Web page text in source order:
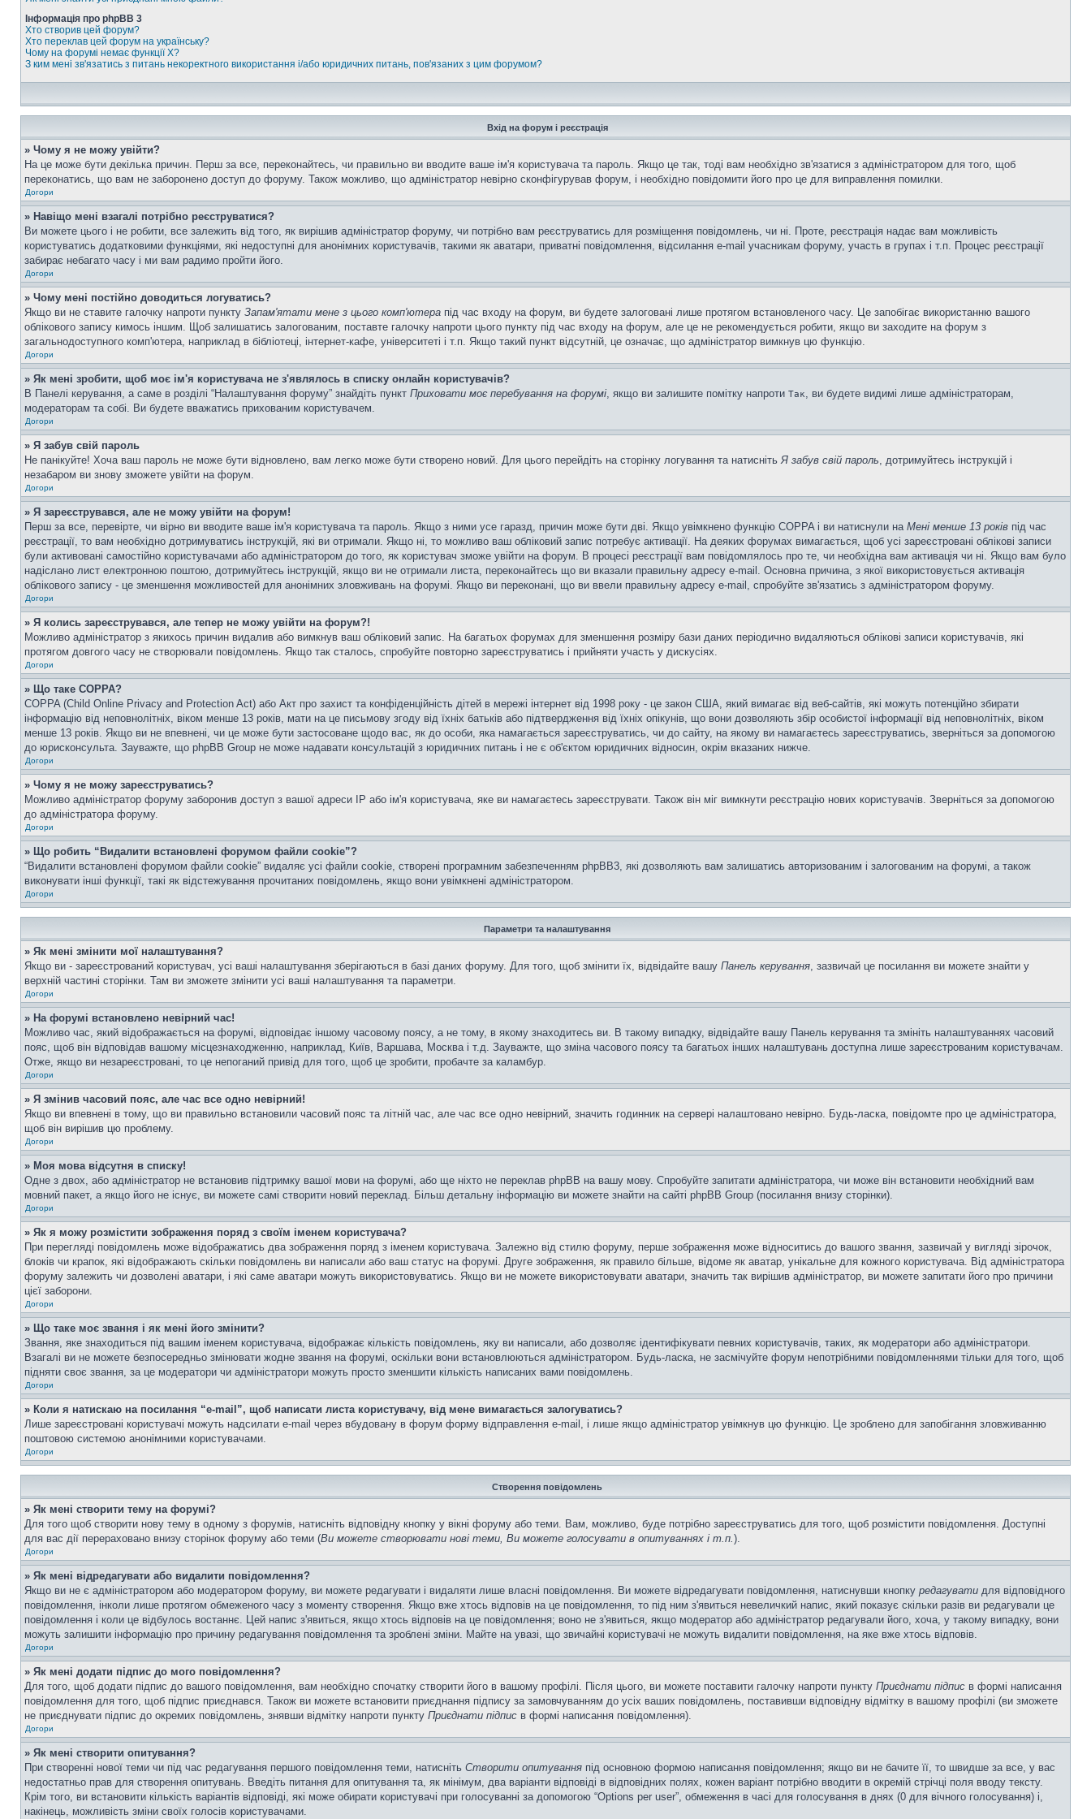
Інформація про phpBB 3
Хто створив цей форум?
Хто переклав цей форум на українську?
Чому на форумі немає функції X?
З ким мені зв'язатись з питань некоректного використання і/або юридичних питань, пов'язаних з цим форумом?
Вхід на форум і реєстрація
» Чому я не можу увійти?
На це може бути декілька причин. Перш за все, переконайтесь, чи правильно ви вводите ваше ім'я користувача та пароль. Якщо це так, тоді вам необхідно зв'язатися з адміністратором для того, щоб
переконатись, що вам не заборонено доступ до форуму. Також можливо, що адміністратор невірно сконфігурував форум, і необхідно повідомити його про це для виправлення помилки.
Догори
» Навіщо мені взагалі потрібно реєструватися?
Ви можете цього і не робити, все залежить від того, як вирішив адміністратор форуму, чи потрібно вам реєструватись для розміщення повідомлень, чи ні. Проте, реєстрація надає вам можливість
користуватись додатковими функціями, які недоступні для анонімних користувачів, такими як аватари, приватні повідомлення, відсилання e-mail учасникам форуму, участь в групах і т.п. Процес реєстрації
забирає небагато часу і ми вам радимо пройти його.
Догори
» Чому мені постійно доводиться логуватись?
Якщо ви не ставите галочку напроти пункту Запам'ятати мене з цього комп'ютера під час входу на форум, ви будете залоговані лише протягом встановленого часу. Це запобігає використанню вашого
облікового запису кимось іншим. Щоб залишатись залогованим, поставте галочку напроти цього пункту під час входу на форум, але це не рекомендується робити, якщо ви заходите на форум з
загальнодоступного комп'ютера, наприклад в бібліотеці, інтернет-кафе, університеті і т.п. Якщо такий пункт відсутній, це означає, що адміністратор вимкнув цю функцію.
Догори
» Як мені зробити, щоб моє ім'я користувача не з'являлось в списку онлайн користувачів?
В Панелі керування, а саме в розділі “Налаштування форуму” знайдіть пункт Приховати моє перебування на форумі, якщо ви залишите помітку напроти Так, ви будете видимі лише адміністраторам,
модераторам та собі. Ви будете вважатись прихованим користувачем.
Догори
» Я забув свій пароль
Не панікуйте! Хоча ваш пароль не може бути відновлено, вам легко може бути створено новий. Для цього перейдіть на сторінку логування та натиснітьЯ забув свій пароль, дотримуйтесь інструкцій і
незабаром ви знову зможете увійти на форум.
Догори
» Я зареєструвався, але не можу увійти на форум!
Перш за все, перевірте, чи вірно ви вводите ваше ім'я користувача та пароль. Якщо з ними усе гаразд, причин може бути дві. Якщо увімкнено функцію COPPA і ви натиснули на Мені менше 13 років під час
реєстрації, то вам необхідно дотримуватись інструкцій, які ви отримали. Якщо ні, то можливо ваш обліковий запис потребує активації. На деяких форумах вимагається, щоб усі зареєстровані облікові записи
були активовані самостійно користувачами або адміністратором до того, як користувач зможе увійти на форум. В процесі реєстрації вам повідомлялось про те, чи необхідна вам активація чи ні. Якщо вам було
надіслано лист електронною поштою, дотримуйтесь інструкцій, якщо ви не отримали листа, переконайтесь що ви вказали правильну адресу e-mail. Основна причина, з якої використовується активація
облікового запису - це зменшення можливостей для анонімних зловживань на форумі. Якщо ви переконані, що ви ввели правильну адресу e-mail, спробуйте зв'язатись з адміністратором форуму.
Догори
» Я колись зареєструвався, але тепер не можу увійти на форум?!
Можливо адміністратор з якихось причин видалив або вимкнув ваш обліковий запис. На багатьох форумах для зменшення розміру бази даних періодично видаляються облікові записи користувачів, які
протягом довгого часу не створювали повідомлень. Якщо так сталось, спробуйте повторно зареєструватись і прийняти участь у дискусіях.
Догори
» Що таке COPPA?
COPPA (Child Online Privacy and Protection Act) або Акт про захист та конфіденційність дітей в мережі інтернет від 1998 року - це закон США, який вимагає від веб-сайтів, які можуть потенційно збирати
інформацію від неповнолітніх, віком менше 13 років, мати на це письмову згоду від їхніх батьків або підтвердження від їхніх опікунів, що вони дозволяють збір особистої інформації від неповнолітніх, віком
менше 13 років. Якщо ви не впевнені, чи це може бути застосоване щодо вас, як до особи, яка намагається зареєструватись, чи до сайту, на якому ви намагаєтесь зареєструватись, зверніться за допомогою
до юрисконсульта. Зауважте, що phpBB Group не може надавати консультацій з юридичних питань і не є об'єктом юридичних відносин, окрім вказаних нижче.
Догори
» Чому я не можу зареєструватись?
Можливо адміністратор форуму заборонив доступ з вашої адреси IP або ім'я користувача, яке ви намагаєтесь зареєструвати. Також він міг вимкнути реєстрацію нових користувачів. Зверніться за допомогою
до адміністратора форуму.
Догори
» Що робить “Видалити встановлені форумом файли cookie”?
“Видалити встановлені форумом файли cookie” видаляє усі файли cookie, створені програмним забезпеченням phpBB3, які дозволяють вам залишатись авторизованим і залогованим на форумі, а також
виконувати інші функції, такі як відстежування прочитаних повідомлень, якщо вони увімкнені адміністратором.
Догори
Параметри та налаштування
» Як мені змінити мої налаштування?
Якщо ви - зареєстрований користувач, усі ваші налаштування зберігаються в базі даних форуму. Для того, щоб змінити їх, відвідайте вашу Панель керування, зазвичай це посилання ви можете знайти у
верхній частині сторінки. Там ви зможете змінити усі ваші налаштування та параметри.
Догори
» На форумі встановлено невірний час!
Можливо час, який відображається на форумі, відповідає іншому часовому поясу, а не тому, в якому знаходитесь ви. В такому випадку, відвідайте вашу Панель керування та змініть налаштуваннях часовий
пояс, щоб він відповідав вашому місцезнаходженню, наприклад, Київ, Варшава, Москва і т.д. Зауважте, що зміна часового поясу та багатьох інших налаштувань доступна лише зареєстрованим користувачам.
Отже, якщо ви незареєстровані, то це непоганий привід для того, щоб це зробити, пробачте за каламбур.
Догори
» Я змінив часовий пояс, але час все одно невірний!
Якщо ви впевнені в тому, що ви правильно встановили часовий пояс та літній час, але час все одно невірний, значить годинник на сервері налаштовано невірно. Будь-ласка, повідомте про це адміністратора,
щоб він вирішив цю проблему.
Догори
» Моя мова відсутня в списку!
Одне з двох, або адміністратор не встановив підтримку вашої мови на форумі, або ще ніхто не переклав phpBB на вашу мову. Спробуйте запитати адміністратора, чи може він встановити необхідний вам
мовний пакет, а якщо його не існує, ви можете самі створити новий переклад. Більш детальну інформацію ви можете знайти на сайті phpBB Group (посилання внизу сторінки).
Догори
» Як я можу розмістити зображення поряд з своїм іменем користувача?
При перегляді повідомлень може відображатись два зображення поряд з іменем користувача. Залежно від стилю форуму, перше зображення може відноситись до вашого звання, зазвичай у вигляді зірочок,
блоків чи крапок, які відображають скільки повідомлень ви написали або ваш статус на форумі. Друге зображення, як правило більше, відоме як аватар, унікальне для кожного користувача. Від адміністратора
форуму залежить чи дозволені аватари, і які саме аватари можуть використовуватись. Якщо ви не можете використовувати аватари, значить так вирішив адміністратор, ви можете запитати його про причини
цієї заборони.
Догори
» Що таке моє звання і як мені його змінити?
Звання, яке знаходиться під вашим іменем користувача, відображає кількість повідомлень, яку ви написали, або дозволяє ідентифікувати певних користувачів, таких, як модератори або адміністратори.
Взагалі ви не можете безпосередньо змінювати жодне звання на форумі, оскільки вони встановлюються адміністратором. Будь-ласка, не засмічуйте форум непотрібними повідомленнями тільки для того, щоб
підняти своє звання, за це модератори чи адміністратори можуть просто зменшити кількість написаних вами повідомлень.
Догори
» Коли я натискаю на посилання “e-mail”, щоб написати листа користувачу, від мене вимагається залогуватись?
Лише зареєстровані користувачі можуть надсилати e-mail через вбудовану в форум форму відправлення e-mail, і лише якщо адміністратор увімкнув цю функцію. Це зроблено для запобігання зловживанню
поштовою системою анонімними користувачами.
Догори
Створення повідомлень
» Як мені створити тему на форумі?
Для того щоб створити нову тему в одному з форумів, натисніть відповідну кнопку у вікні форуму або теми. Вам, можливо, буде потрібно зареєструватись для того, щоб розмістити повідомлення. Доступні
для вас дії перераховано внизу сторінок форуму або теми (Ви можете створювати нові теми, Ви можете голосувати в опитуваннях і т.п.).
Догори
» Як мені відредагувати або видалити повідомлення?
Якщо ви не є адміністратором або модератором форуму, ви можете редагувати і видаляти лише власні повідомлення. Ви можете відредагувати повідомлення, натиснувши кнопку редагувати для відповідного
повідомлення, інколи лише протягом обмеженого часу з моменту створення. Якщо вже хтось відповів на це повідомлення, то під ним з'явиться невеличкий напис, який показує скільки разів ви редагували це
повідомлення і коли це відбулось востаннє. Цей напис з'явиться, якщо хтось відповів на це повідомлення; воно не з'явиться, якщо модератор або адміністратор редагували його, хоча, у такому випадку, вони
можуть залишити інформацію про причину редагування повідомлення та зроблені зміни. Майте на увазі, що звичайні користувачі не можуть видалити повідомлення, на яке вже хтось відповів.
Догори
» Як мені додати підпис до мого повідомлення?
Для того, щоб додати підпис до вашого повідомлення, вам необхідно спочатку створити його в вашому профілі. Після цього, ви можете поставити галочку напроти пункту Приєднати підпис в формі написання
повідомлення для того, щоб підпис приєднався. Також ви можете встановити приєднання підпису за замовчуванням до усіх ваших повідомлень, поставивши відповідну відмітку в вашому профілі (ви зможете
не приєднувати підпис до окремих повідомлень, знявши відмітку напроти пункту Приєднати підпис в формі написання повідомлення).
Догори
» Як мені створити опитування?
При створенні нової теми чи під час редагування першого повідомлення теми, натисніть Створити опитування під основною формою написання повідомлення; якщо ви не бачите її, то швидше за все, у вас
недостатньо прав для створення опитувань. Введіть питання для опитування та, як мінімум, два варіанти відповіді в відповідних полях, кожен варіант потрібно вводити в окремій стрічці поля вводу тексту.
Крім того, ви встановити кількість варіантів відповіді, які може обирати користувачі при голосуванні за допомогою “Options per user”, обмеження в часі для голосування в днях (0 для вічного голосування) і,
накінець, можливість зміни своїх голосів користувачами.